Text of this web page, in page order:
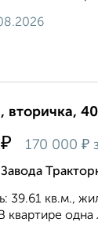
вторичка,
₽ 170 000 ₽
39.61 кв.м.,
квартире